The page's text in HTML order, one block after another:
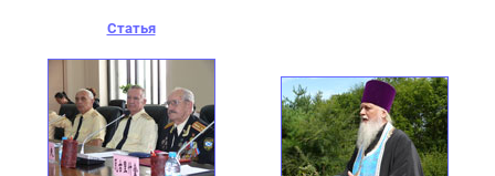
Статья